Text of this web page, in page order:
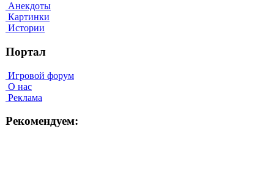
Анекдоты
Картинки
Истории
Портал
Игровой форум
О нас
Реклама
Рекомендуем: